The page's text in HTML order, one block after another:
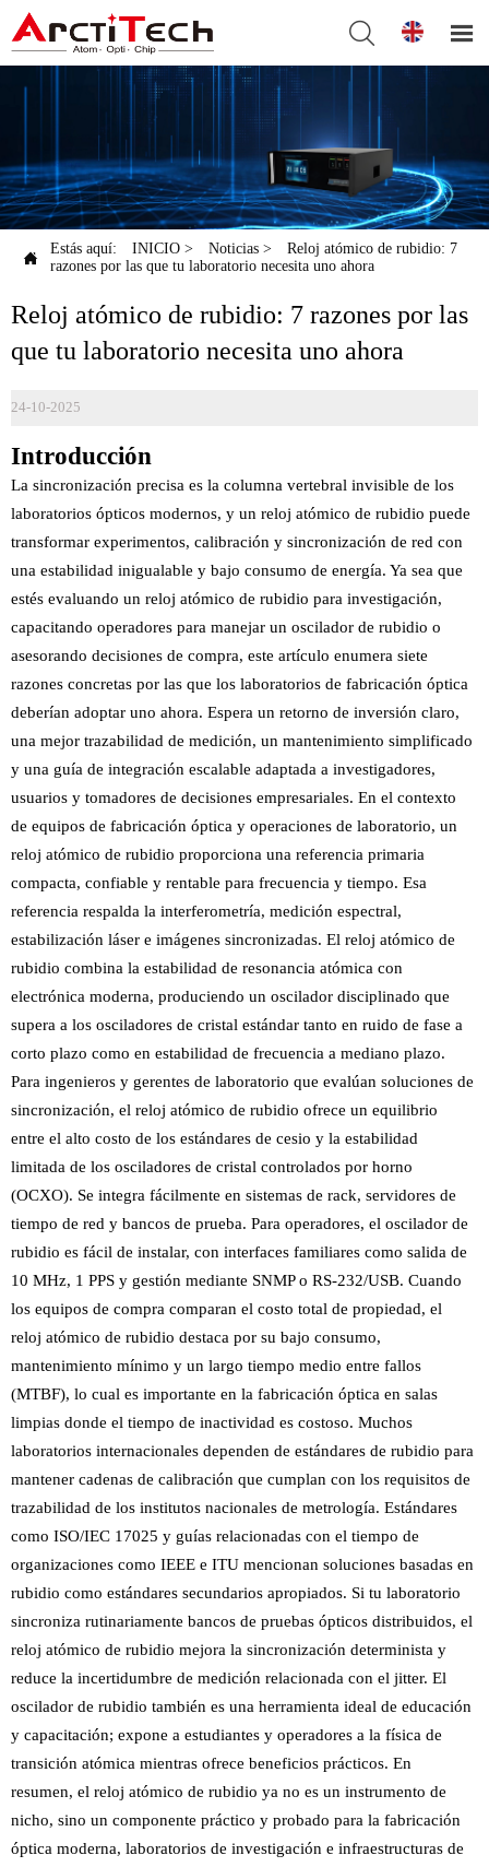
 
 Estás aquí: INICIO > Noticias >
Reloj atómico de rubidio: 7
razones por las que tu laboratorio necesita uno ahora
Reloj atómico de rubidio: 7 razones por las
que tu laboratorio necesita uno ahora
24-10-2025
Introducción
La sincronización precisa es la columna vertebral invisible de los
laboratorios ópticos modernos, y un reloj atómico de rubidio puede
transformar experimentos, calibración y sincronización de red con
una estabilidad inigualable y bajo consumo de energía. Ya sea que
estés evaluando un reloj atómico de rubidio para investigación,
capacitando operadores para manejar un oscilador de rubidio o
asesorando decisiones de compra, este artículo enumera siete
razones concretas por las que los laboratorios de fabricación óptica
deberían adoptar uno ahora. Espera un retorno de inversión claro,
una mejor trazabilidad de medición, un mantenimiento simplificado
y una guía de integración escalable adaptada a investigadores,
usuarios y tomadores de decisiones empresariales. En el contexto
de equipos de fabricación óptica y operaciones de laboratorio, un
reloj atómico de rubidio proporciona una referencia primaria
compacta, confiable y rentable para frecuencia y tiempo. Esa
referencia respalda la interferometría, medición espectral,
estabilización láser e imágenes sincronizadas. El reloj atómico de
rubidio combina la estabilidad de resonancia atómica con
electrónica moderna, produciendo un oscilador disciplinado que
supera a los osciladores de cristal estándar tanto en ruido de fase a
corto plazo como en estabilidad de frecuencia a mediano plazo.
Para ingenieros y gerentes de laboratorio que evalúan soluciones de
sincronización, el reloj atómico de rubidio ofrece un equilibrio
entre el alto costo de los estándares de cesio y la estabilidad
limitada de los osciladores de cristal controlados por horno
(OCXO). Se integra fácilmente en sistemas de rack, servidores de
tiempo de red y bancos de prueba. Para operadores, el oscilador de
rubidio es fácil de instalar, con interfaces familiares como salida de
10 MHz, 1 PPS y gestión mediante SNMP o RS-232/USB. Cuando
los equipos de compra comparan el costo total de propiedad, el
reloj atómico de rubidio destaca por su bajo consumo,
mantenimiento mínimo y un largo tiempo medio entre fallos
(MTBF), lo cual es importante en la fabricación óptica en salas
limpias donde el tiempo de inactividad es costoso. Muchos
laboratorios internacionales dependen de estándares de rubidio para
mantener cadenas de calibración que cumplan con los requisitos de
trazabilidad de los institutos nacionales de metrología. Estándares
como ISO/IEC 17025 y guías relacionadas con el tiempo de
organizaciones como IEEE e ITU mencionan soluciones basadas en
rubidio como estándares secundarios apropiados. Si tu laboratorio
sincroniza rutinariamente bancos de pruebas ópticos distribuidos, el
reloj atómico de rubidio mejora la sincronización determinista y
reduce la incertidumbre de medición relacionada con el jitter. El
oscilador de rubidio también es una herramienta ideal de educación
y capacitación; expone a estudiantes y operadores a la física de
transición atómica mientras ofrece beneficios prácticos. En
resumen, el reloj atómico de rubidio ya no es un instrumento de
nicho, sino un componente práctico y probado para la fabricación
óptica moderna, laboratorios de investigación e infraestructuras de